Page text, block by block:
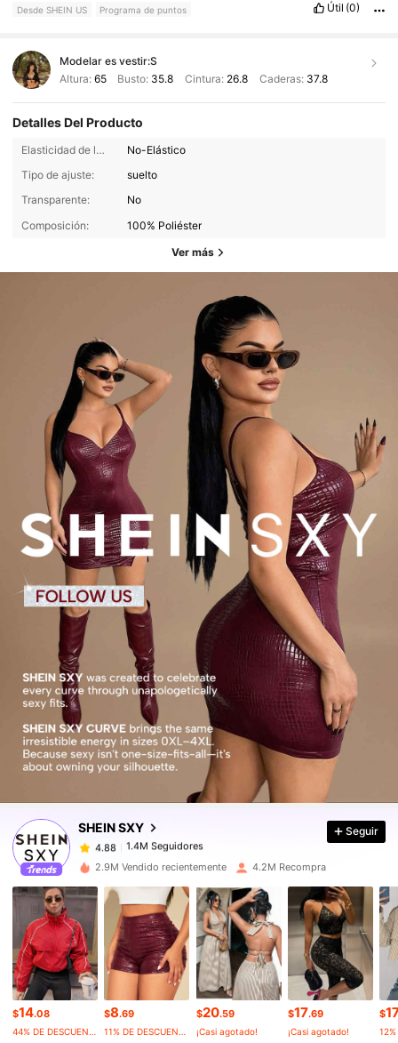
Desde SHEIN US Programa de puntos Útil (0)
Modelar es vestir:S
Altura: 65 Busto: 35.8 Cintura: 26.8 Caderas: 37.8
Detalles Del Producto
Elasticidad de la tela:
No-Elástico
Tipo de ajuste:
suelto
Transparente:
No
Composición:
100% Poliéster
Ver más
SHEIN SXY
4.88 1.4M Seguidores
4.88
1.4M Seguidores
c***3
pagóHace 20 horas
4.88 1.4M Seguidores
4.88 1.4M Seguidores
4.88 1.4M Seguidores
Seguir
2.9M Vendido recientemente 4.2M Recompra
$14.08
44% DE DESCUENTO
$8.69
11% DE DESCUENTO
$20.59
¡Casi agotado!
$17.69
¡Casi agotado!
$